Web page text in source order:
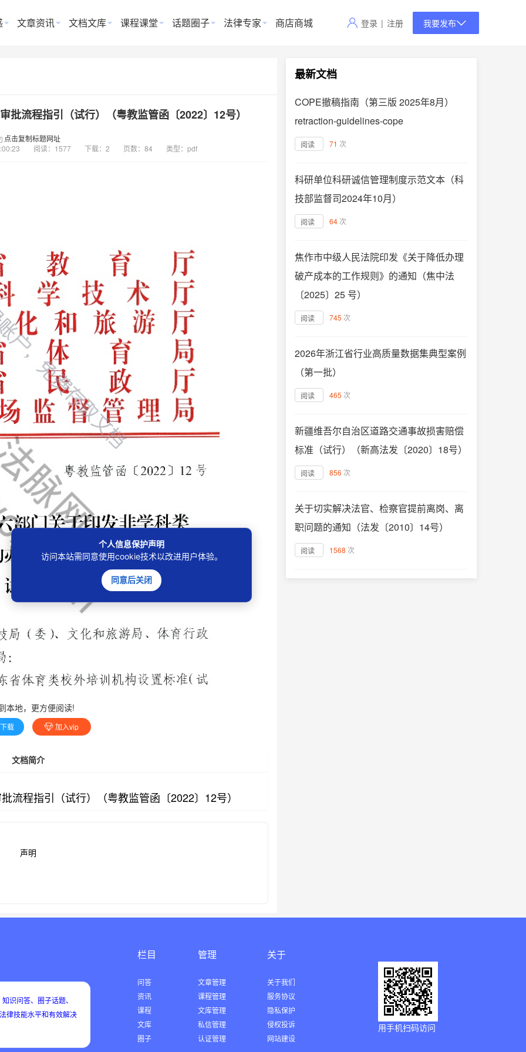
文章资讯 文档文库 课程课堂 话题圈子 法律专家 商店商城 登录 | 注册 我要发布
批流程指引（试行）（粤教监管函〔2022〕12号）
点击复制标题网址
阅读：1577 下载：2 页数：84 类型：pdf
本地，更方便阅读!
载 加入vip
文档简介
流程指引（试行）（粤教监管函〔2022〕12号）
声明
最新文档
COPE撤稿指南（第三版 2025年8月）
retraction-guidelines-cope
阅读 71 次
科研单位科研诚信管理制度示范文本（科
技部监督司2024年10月）
阅读 64次
焦作市中级人民法院印发《关于降低办理
破产成本的工作规则》的通知（焦中法
〔2025〕25 号）
阅读 745 次
2026年浙江省行业高质量数据集典型案例
（第一批）
阅读 465 次
新疆维吾尔自治区道路交通事故损害赔偿
标准（试行）（新高法发〔2020〕18号）
阅读 856 次
关于切实解决法官、检察官提前离岗、离
职问题的通知（法发〔2010〕14号）
阅读 1568 次
问答、圈子话题、
律技能水平和有效解决
栏目
问答
资讯
课程
文库
圈子
管理
文章管理
课程管理
文库管理
私信管理
认证管理
关于
关于我们
服务协议
隐私保护
侵权投诉
网站建设
用手机扫码访问
个人信息保护声明
访问本站需同意使用cookie技术以改进用户体验。
同意后关闭